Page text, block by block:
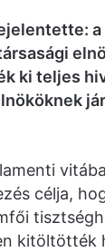
a
ki teljes
célja,
kitöltötték